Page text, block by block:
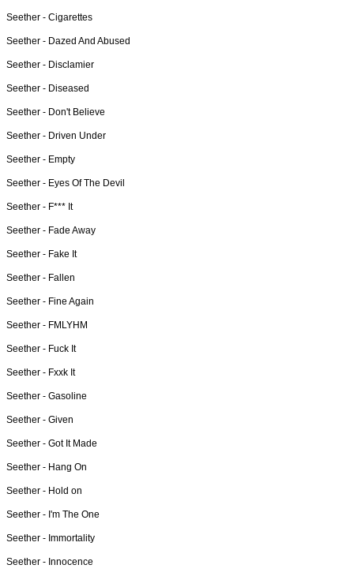
Seether - Cigarettes
Seether - Dazed And Abused
Seether - Disclamier
Seether - Diseased
Seether - Don't Believe
Seether - Driven Under
Seether - Empty
Seether - Eyes Of The Devil
Seether - F*** It
Seether - Fade Away
Seether - Fake It
Seether - Fallen
Seether - Fine Again
Seether - FMLYHM
Seether - Fuck It
Seether - Fxxk It
Seether - Gasoline
Seether - Given
Seether - Got It Made
Seether - Hang On
Seether - Hold on
Seether - I'm The One
Seether - Immortality
Seether - Innocence